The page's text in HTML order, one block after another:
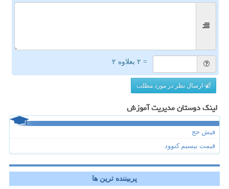
= ۲ بعلاوه ۲
ارسال نظر در مورد مطلب
لینک دوستان مدیریت آموزش
فیش حج
قیمت بیسیم کنوود
پربیننده ترین ها